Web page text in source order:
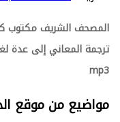
المصحف الشريف مكتوب
ترجمة المعاني إلى عدة
mp3
مواضيع من موقع